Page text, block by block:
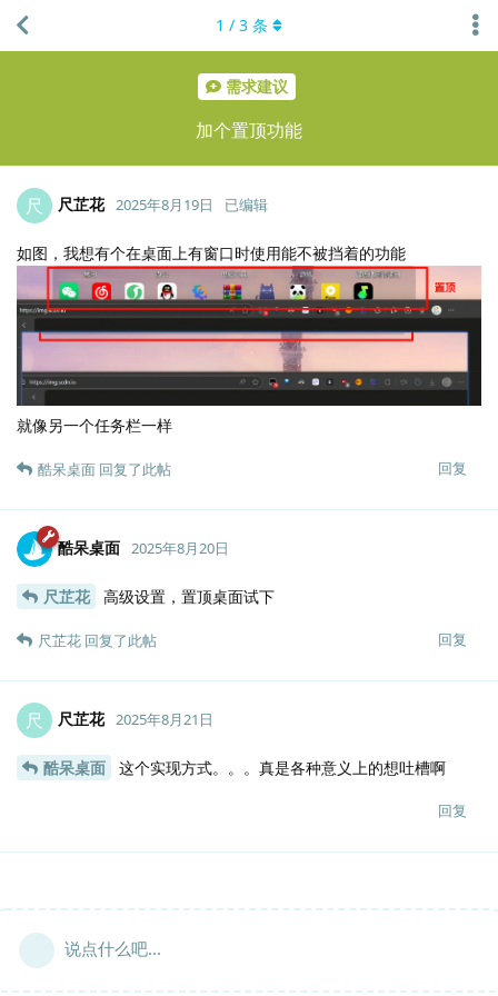
需求建议
加个置顶功能
1 / 3 条
尺 尺芷花 2025年8月19日 已编辑
如图，我想有个在桌面上有窗口时使用能不被挡着的功能
就像另一个任务栏一样
回复
酷呆桌面 回复了此帖
酷呆桌面 2025年8月20日
尺芷花 高级设置，置顶桌面试下
回复
尺芷花 回复了此帖
尺 尺芷花 2025年8月21日
酷呆桌面 这个实现方式。。。真是各种意义上的想吐槽啊
回复
说点什么吧...